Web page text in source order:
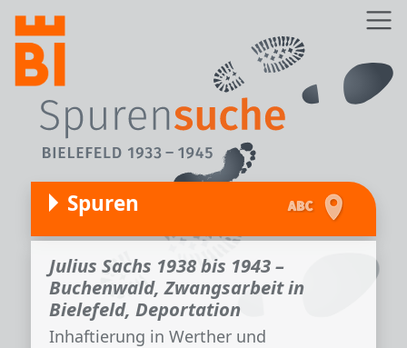
Direkt zum Inhalt
Spuren
Julius Sachs 1938 bis 1943 –
Buchenwald, Zwangsarbeit in
Bielefeld, Deportation
Inhaftierung in Werther und